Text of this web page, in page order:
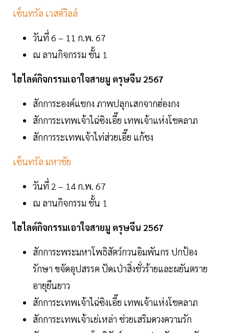
เซ็นทรัล เวสต์วิลล์
วันที่ 6 – 11 ก.พ. 67
ณ ลานกิจกรรม ชั้น 1
ไฮไลต์กิจกรรมเอาใจสายมู ตรุษจีน 2567
สักการะองค์แชกง ภาพปลุกเสกจากฮ่องกง
สักการะเทพเจ้าไฉ่ซิงเอี๊ย เทพเจ้าแห่งโชคลาภ
สักการระเทพเจ้าไท่ส่วยเอี๊ย แก้ชง
เซ็นทรัล มหาชัย
วันที่ 2 – 14 ก.พ. 67
ณ ลานกิจกรรม ชั้น 1
ไฮไลต์กิจกรรมเอาใจสายมู ตรุษจีน 2567
สักการะพระมหาโพธิสัตว์กวนอิมพันกร ปกป้อง
รักษา ขจัดอุปสรรค ปัดเป่าสิ่งชั่วร้ายและผยันตราย
อายุยืนยาว
สักการะเทพเจ้าไฉ่ซิงเอี๊ย เทพเจ้าแห่งโชคลาภ
สักการะเทพเจ้าเย่เหล่า ช่วยเสริมดวงความรัก